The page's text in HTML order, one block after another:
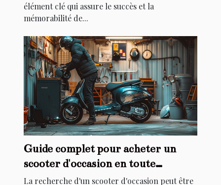
élément clé qui assure le succès et la
mémorabilité de...
Guide complet pour acheter un
scooter d'occasion en toute
sécurité
La recherche d'un scooter d'occasion peut être